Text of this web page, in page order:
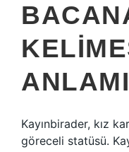
Kayınbirader, kız
göreceli statüsü.